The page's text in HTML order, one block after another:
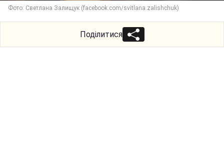
Фото: Светлана Залищук (facebook.com/svitlana.zalishchuk)
Поділитися